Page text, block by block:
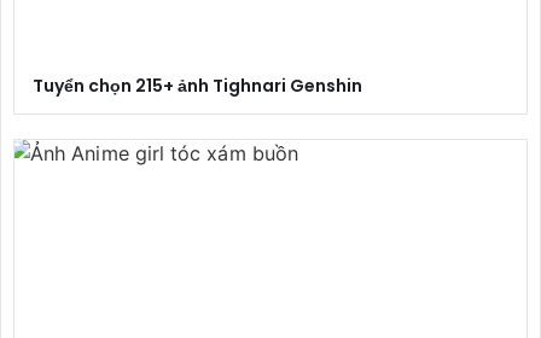
Tuyển chọn 215+ ảnh Tighnari Genshin